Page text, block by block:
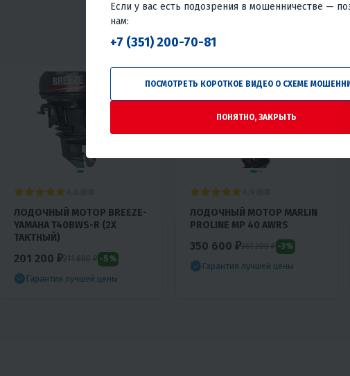
ЛОДОЧНЫЙ МОТОР BREEZE-
YAMAHA T40BWS-R (2Х
ТАКТНЫЙ)
201 200 ₽211 800 ₽ -5%
Гарантия лучшей цены
ЛОДОЧНЫЙ МОТОР MARLIN
PROLINE MP 40 AWRS
350 600 ₽361 200 ₽ -3%
Гарантия лучшей цены
Если у вас есть подозрения в мошенничестве —
нам:
+7 (351) 200-70-81
ПОСМОТРЕТЬ КОРОТКОЕ ВИДЕО О СХЕМЕ
ПОНЯТНО, ЗАКРЫТЬ